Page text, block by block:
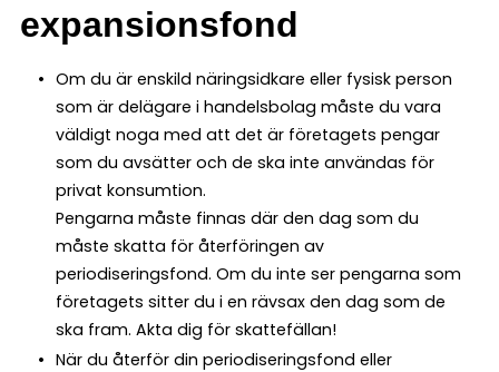
expansionsfond
Om du är enskild näringsidkare eller fysisk person
som är delägare i handelsbolag måste du vara
väldigt noga med att det är företagets pengar
som du avsätter och de ska inte användas för
privat konsumtion.
Pengarna måste finnas där den dag som du
måste skatta för återföringen av
periodiseringsfond. Om du inte ser pengarna som
företagets sitter du i en rävsax den dag som de
ska fram. Akta dig för skattefällan!
När du återför din periodiseringsfond eller